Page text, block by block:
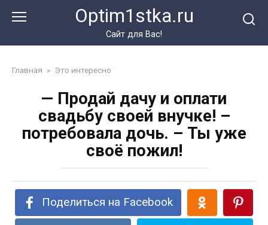
Optim1stka.ru
Сайт для Вас!
Главная » Это интересно
— Продай дачу и оплати
свадьбу своей внучке! –
потребовала дочь. – Ты уже
своё пожил!
Поделиться на Facebook